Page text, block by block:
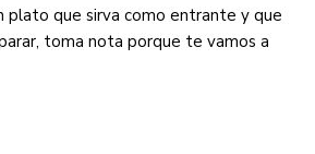
plato que sirva como entrante y que
toma nota porque te vamos a